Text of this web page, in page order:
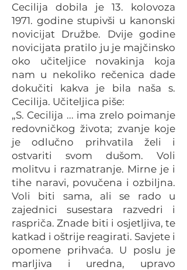
Cecilija dobila je 13. kolovoza
1971. godine stupivši u kanonski
novicijat Družbe. Dvije godine
novicijata pratilo ju je majčinsko
oko učiteljice novakinja koja
nam u nekoliko rečenica dade
dokučiti kakva je bila naša s.
Cecilija. Učiteljica piše:
„S. Cecilija ... ima zrelo poimanje
redovničkog života; zvanje koje
je odlučno prihvatila želi i
ostvariti svom dušom. Voli
molitvu i razmatranje. Mirne je i
tihe naravi, povučena i ozbiljna.
Voli biti sama, ali se rado u
zajednici susestara razvedri i
raspriča. Znade biti i osjetljiva, te
katkad i oštrije reagirati. Savjete i
opomene prihvaća. U poslu je
marljiva i uredna, upravo